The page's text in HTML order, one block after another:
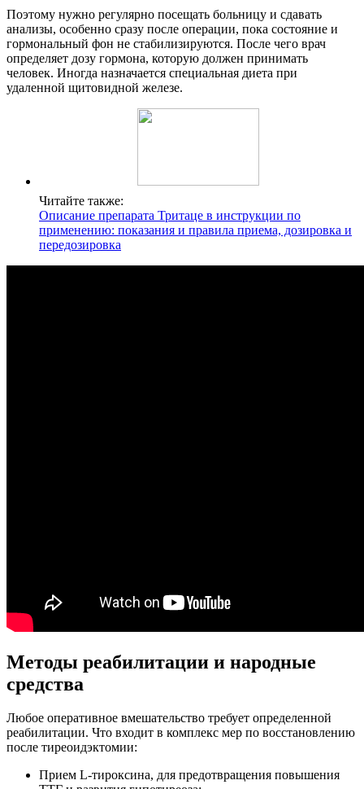
Поэтому нужно регулярно посещать больницу и сдавать
анализы, особенно сразу после операции, пока состояние и
гормональный фон не стабилизируются. После чего врач
определяет дозу гормона, которую должен принимать
человек. Иногда назначается специальная диета при
удаленной щитовидной железе.
Читайте также:
Описание препарата Тритаце в инструкции по
применению: показания и правила приема, дозировка и
передозировка
Методы реабилитации и народные
средства
Любое оперативное вмешательство требует определенной
реабилитации. Что входит в комплекс мер по восстановлению
после тиреоидэктомии:
Прием L-тироксина, для предотвращения повышения